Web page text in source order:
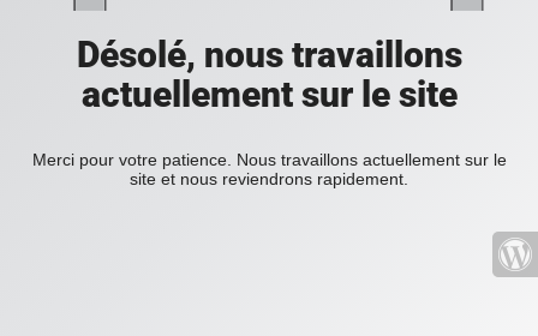
Désolé, nous travaillons
actuellement sur le site
Merci pour votre patience. Nous travaillons actuellement sur le
site et nous reviendrons rapidement.